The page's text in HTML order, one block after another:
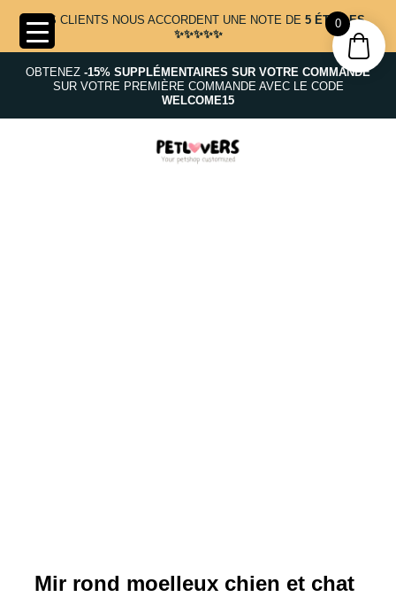
NOS CLIENTS NOUS ACCORDENT UNE NOTE DE5 ÉTOILES
✨✨✨✨✨
OBTENEZ -15% SUPPLÉMENTAIRES SUR VOTRE COMMANDE
SUR VOTRE PREMIÈRE COMMANDE AVEC LE CODE
WELCOME15
Mir rond moelleux chien et chat
0